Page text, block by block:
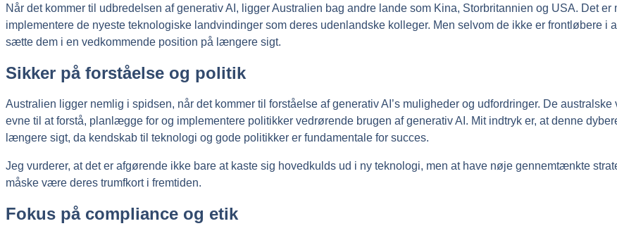
Når det kommer til udbredelsen af generativ AI, ligger Australien bag andre lande som Kina, Storbritannien og USA. Det
implementere de nyeste teknologiske landvindinger som deres udenlandske kolleger. Men selvom de ikke er frontløbere i
sætte dem i en vedkommende position på længere sigt.
Sikker på forståelse og politik
Australien ligger nemlig i spidsen, når det kommer til forståelse af generativ AI’s muligheder og udfordringer. De
evne til at forstå, planlægge for og implementere politikker vedrørende brugen af generativ AI. Mit indtryk er, at denne
længere sigt, da kendskab til teknologi og gode politikker er fundamentale for succes.
Jeg vurderer, at det er afgørende ikke bare at kaste sig hovedkulds ud i ny teknologi, men at have nøje gennemtænkte
måske være deres trumfkort i fremtiden.
Fokus på compliance og etik